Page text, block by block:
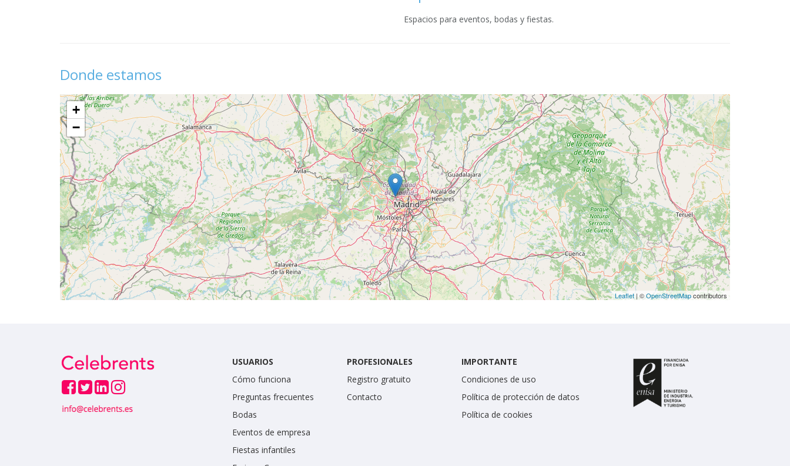
Espacios para eventos, bodas y fiestas.
Donde estamos
+
−
Leaflet | ©OpenStreetMapcontributors
USUARIOS
Cómo funciona
Preguntas frecuentes
Bodas
Eventos de empresa
Fiestas infantiles
PROFESIONALES
Registro gratuito
Contacto
IMPORTANTE
Condiciones de uso
Política de protección de datos
Política de cookies